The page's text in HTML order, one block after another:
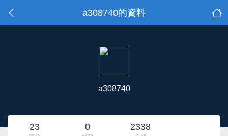
a308740的資料
a308740
23 0 2338